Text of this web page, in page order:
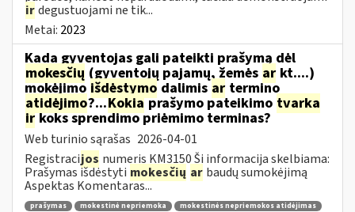
irdegustuojami ne tik...
Metai: 2023
Kada gyventojas gali pateikti prašymą dėl
mokesčių (gyventojų pajamų, žemės ar kt....)
mokėjimo išdėstymo dalimis ar termino
atidėjimo?...Kokiaprašymo pateikimo tvarka
irkoks sprendimo priėmimo terminas?
Web turinio sąrašas 2026-04-01
Registracijos numeris KM3150 Ši informacija skelbiama:
Prašymas išdėstyti mokesčių ar baudų sumokėjimą
Aspektas Komentaras...
prašymas mokestinė nepriemoka
mokestinės nepriemokos atidėjimas